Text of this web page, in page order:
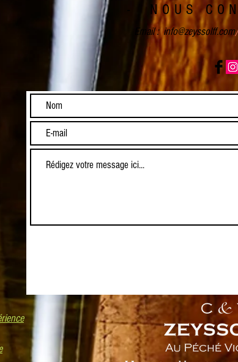
- NOUS
Email :info@zeyssolff.com